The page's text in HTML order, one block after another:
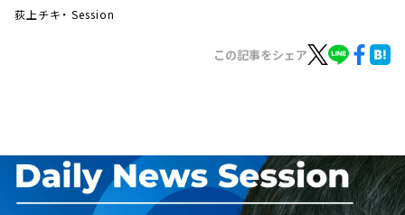
イベント・グッズ
YouTube
会社情報
荻上チキ・ Session
この記事をシェア